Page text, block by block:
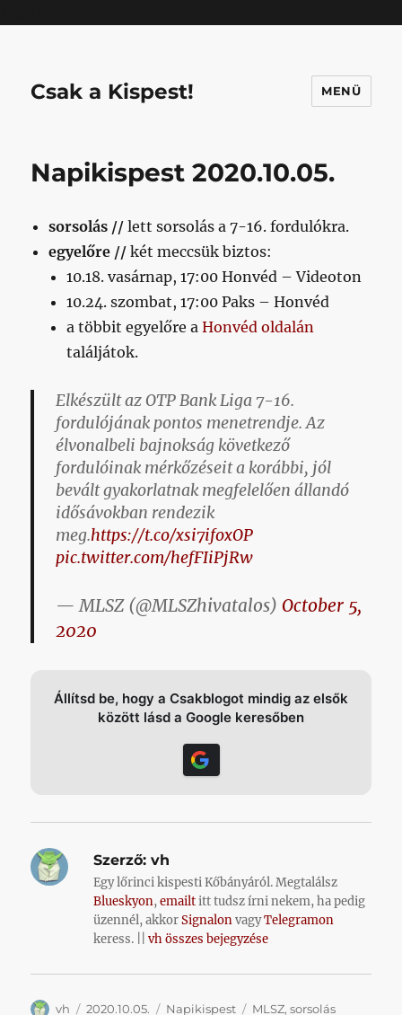
Csak a Kispest! MENÜ
Napikispest 2020.10.05.
sorsolás // lett sorsolás a 7-16. fordulókra.
egyelőre // két meccsük biztos:
10.18. vasárnap, 17:00 Honvéd – Videoton
10.24. szombat, 17:00 Paks – Honvéd
a többit egyelőre aHonvéd oldalán
találjátok.
Elkészült az OTP Bank Liga 7-16.
fordulójának pontos menetrendje. Az
élvonalbeli bajnokság következő
fordulóinak mérkőzéseit a korábbi, jól
bevált gyakorlatnak megfelelően állandó
idősávokban rendezik
meg.https://t.co/xsi7ifoxOP
pic.twitter.com/hefFIiPjRw
— MLSZ (@MLSZhivatalos) October 5,
2020
Állítsd be, hogy a Csakblogot mindig az elsők
között lásd a Google keresőben
Szerző: vh
Egy lőrinci kispesti Kőbányáról. Megtalálsz
Blueskyon,emailtitt tudsz írni nekem, ha pedig
üzennél, akkorSignalonvagyTelegramon
keress. ||vh összes bejegyzése
Szerző
vh Közzétéve
2020.10.05. Kategória
Napikispest Címke
MLSZ,sorsolás